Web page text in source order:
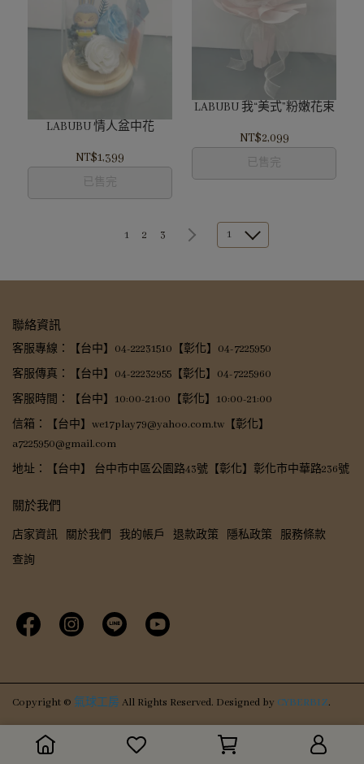
LABUBU 情人盆中花
NT$1,399
已售完
LABUBU 我“美式”粉嫩花束
NT$2,099
已售完
1 2 3 1
聯絡資訊
客服專線：【台中】04-22231510【彰化】04-7225950
客服傳真：【台中】04-22232955【彰化】04-7225960
客服時間：【台中】10:00-21:00【彰化】10:00-21:00
信箱：【台中】we17play79@yahoo.com.tw【彰化】
a7225950@gmail.com
地址：【台中】 台中市中區公園路43號【彰化】彰化市中華路236號
關於我們
店家資訊 關於我們 我的帳戶 退款政策 隱私政策
服務條款
查詢
Copyright © 氣球工房 All Rights Reserved. Designed by CYBERBIZ.